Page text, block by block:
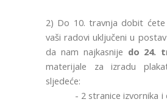
2) Do 10. travnja dobit
vaši radovi uključeni u
da nam najkasnije do 24.
materijale za izradu
sljedeće:
- 2 stranice izvornika